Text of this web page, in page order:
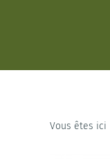
Vous êtes ici